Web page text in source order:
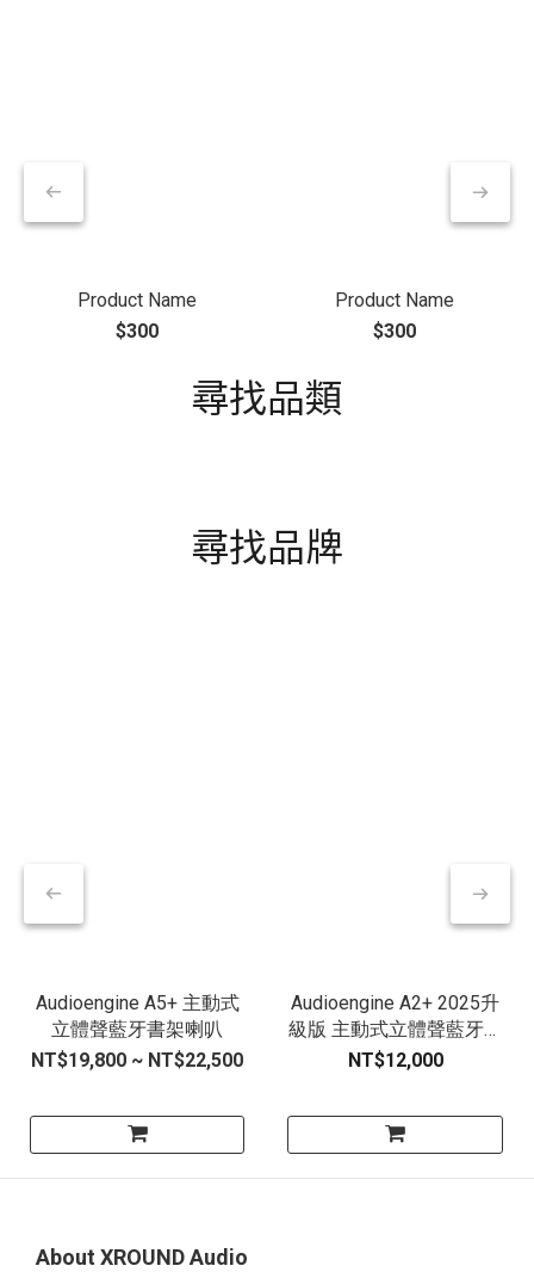
Product Name
$300
Product Name
$300
尋找品類
尋找品牌
Audioengine A5+ 主動式
立體聲藍牙書架喇叭
NT$19,800 ~ NT$22,500
Audioengine A2+ 2025升
級版 主動式立體聲藍牙書
架喇叭
NT$12,000
About XROUND Audio